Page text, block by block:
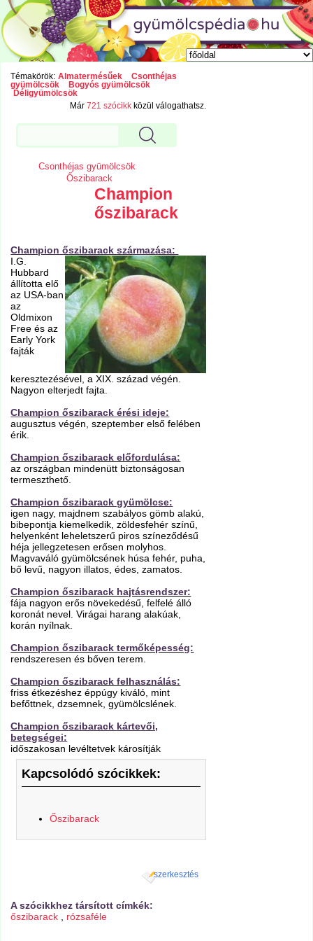
Témakörök: Almatermésűek
Csonthéjas
gyümölcsök
Bogyós gyümölcsök
Déligyümölcsök
Már721 szócikk közül válogathatsz.
Csonthéjas gyümölcsök
Őszibarack
Champion
őszibarack
Champion őszibarack származása:
I.G.
Hubbard
állította elő
az USA-ban
az
Oldmixon
Free és az
Early York
fajták
keresztezésével, a XIX. század végén.
Nagyon elterjedt fajta.
Champion őszibarack érési ideje:
augusztus végén, szeptember első felében
érik.
Champion őszibarack előfordulása:
az országban mindenütt biztonságosan
termeszthető.
Champion őszibarack gyümölcse:
igen nagy, majdnem szabályos gömb alakú,
bibepontja kiemelkedik, zöldesfehér színű,
helyenként leheletszerű piros színeződésű
héja jellegzetesen erősen molyhos.
Magvaváló gyümölcsének húsa fehér, puha,
bő levű, nagyon illatos, édes, zamatos.
Champion őszibarack hajtásrendszer:
fája nagyon erős növekedésű, felfelé álló
koronát nevel. Virágai harang alakúak,
korán nyílnak.
Champion őszibarack termőképesség:
rendszeresen és bőven terem.
Champion őszibarack felhasználás:
friss étkezéshez éppúgy kiváló, mint
befőttnek, dzsemnek, gyümölcslének.
Champion őszibarack kártevői,
betegségei:
időszakosan levéltetvek károsítják
Kapcsolódó szócikkek:
Őszibarack
szerkesztés
A szócikkhez társított címkék:
őszibarack
rózsaféle